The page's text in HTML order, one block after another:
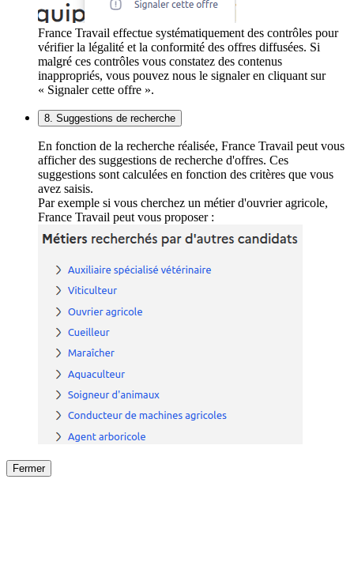
France Travail effectue systématiquement des contrôles pour
vérifier la légalité et la conformité des offres diffusées. Si
malgré ces contrôles vous constatez des contenus
inappropriés, vous pouvez nous le signaler en cliquant sur
« Signaler cette offre ».
8. Suggestions de recherche
En fonction de la recherche réalisée, France Travail peut vous
afficher des suggestions de recherche d'offres. Ces
suggestions sont calculées en fonction des critères que vous
avez saisis.
Par exemple si vous cherchez un métier d'ouvrier agricole,
France Travail peut vous proposer :
Fermer